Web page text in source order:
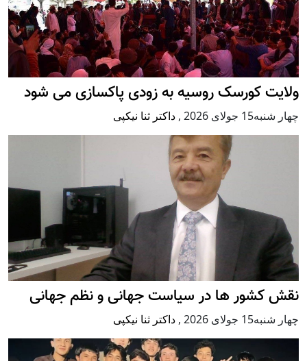
ولایت کورسک روسیه به زودی پاکسازی می شود
چهار شنبه15 جولای 2026 , داکتر ثنا نیکپی
نقش کشور ها در سیاست جهانی و نظم جهانی
چهار شنبه15 جولای 2026 , داکتر ثنا نیکپی